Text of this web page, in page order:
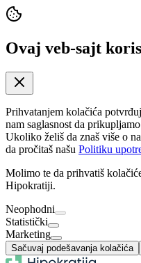
Ovaj veb-sajt
Prihvatanjem kolačića
nam saglasnost da
Ukoliko želiš da znaš više o
da pročitaš našu Politiku
Molimo te da prihvatiš
Hipokratiji.
Neophodni
Statistički
Marketing
Sačuvaj podešavanja kolačića